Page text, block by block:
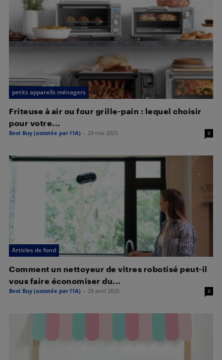
petits appareils ménagers
Friteuse à air ou four grille-pain : lequel choisir
pour votre...
Best Buy (assistée par l'IA) - 29 mai 2025 0
Articles de fond
Comment un nettoyeur de vitres robotisé peut-il
vous faire économiser du...
Best Buy (assistée par l'IA) - 29 avril 2025 0